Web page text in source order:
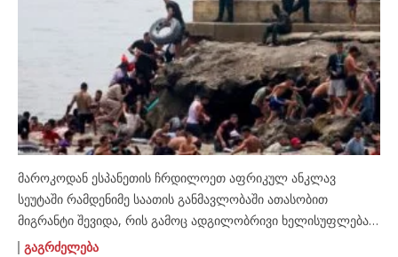
მაროკოდან ესპანეთის ჩრდილოეთ აფრიკულ ანკლავ
სეუტაში რამდენიმე საათის განმავლობაში ათასობით
მიგრანტი შევიდა, რის გამოც ადგილობრივი ხელისუფლება
მადრიდს ეროვნული საგანგებო მდგომარეობის
ᲒᲐᲒᲠᲫᲔᲚᲔᲑᲐ